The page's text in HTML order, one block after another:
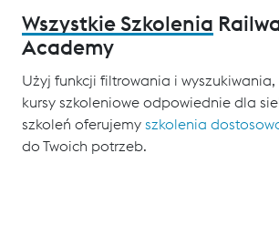
Wszystkie Szkolenia
Academy
Użyj funkcji filtrowania i
kursy szkoleniowe odpowiednie dla
szkoleń oferujemy szkolenia
do Twoich potrzeb.